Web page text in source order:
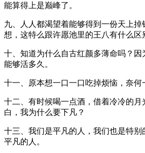
能算得上是巅峰了。
九、人人都渴望着能够得到一份天上掉
想，这特么跟许愿池里的王八有什么区
十、知道为什么自古红颜多薄命吗？因
能够活多久。
十一、原本想一口一口吃掉烦恼，奈何
十二、有时候喝一点酒，借着冷冷的月
白，我为什么要下凡？
十三、我们是平凡的人，我们也是特别
平凡的人。